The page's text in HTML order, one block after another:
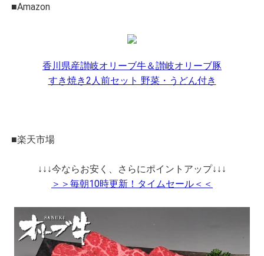
■Amazon
香川県産讃岐オリーブ牛＆讃岐オリーブ豚
すき焼き2人前セット 野菜・うどん付き
■楽天市場
↓↓↓今ならお安く、さらにポイントアップ↓↓↓
＞＞毎朝10時更新！タイムセール＜＜